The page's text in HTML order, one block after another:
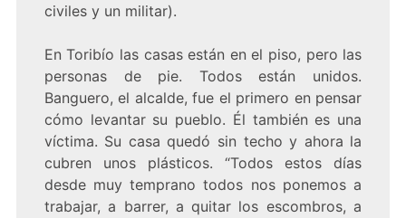
civiles y un militar).
En Toribío las casas están en el piso, pero las
personas de pie. Todos están unidos.
Banguero, el alcalde, fue el primero en pensar
cómo levantar su pueblo. Él también es una
víctima. Su casa quedó sin techo y ahora la
cubren unos plásticos. “Todos estos días
desde muy temprano todos nos ponemos a
trabajar, a barrer, a quitar los escombros, a